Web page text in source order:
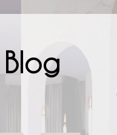
Blog